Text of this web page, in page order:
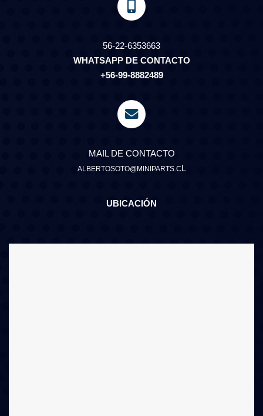
56-22-6353663
WHATSAPP DE CONTACTO
+56-99-8882489
MAIL DE CONTACTO
ALBERTOSOTO@MINIPARTS.CL
UBICACIÓN